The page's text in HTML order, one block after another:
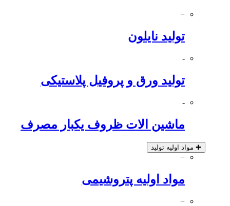
−
تولید نایلون
-
تولید ورق و پروفیل پلاستیکی
-
ماشین الات ظروف یکبار مصرف
✚ مواد اولیه تولید
−
مواد اولیه پتروشیمی
−